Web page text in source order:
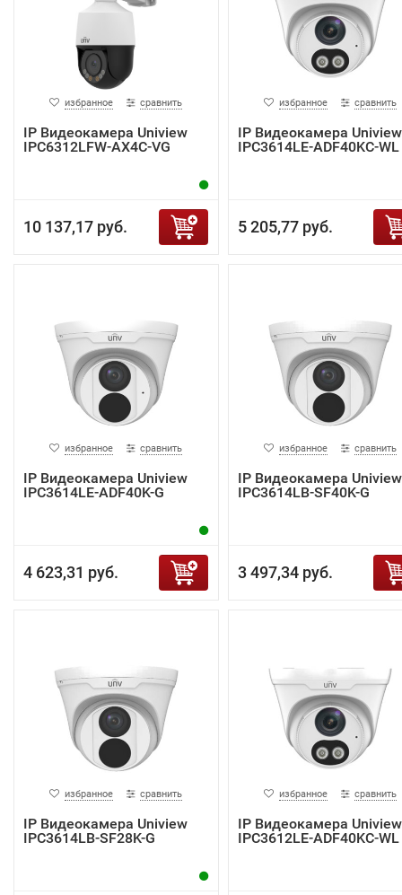
избранное сравнить
IP Видеокамера Uniview
IPC6312LFW-AX4C-VG
10 137,17 руб.
избранное сравнить
IP Видеокамера Uniview
IPC3614LE-ADF40KC-WL
5 205,77 руб.
избранное сравнить
IP Видеокамера Uniview
IPC3614LE-ADF40K-G
4 623,31 руб.
избранное сравнить
IP Видеокамера Uniview
IPC3614LB-SF40K-G
3 497,34 руб.
избранное сравнить
IP Видеокамера Uniview
IPC3614LB-SF28K-G
избранное сравнить
IP Видеокамера Uniview
IPC3612LE-ADF40KC-WL